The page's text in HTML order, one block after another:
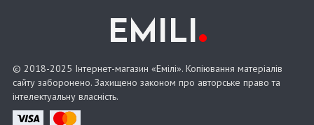
EMILI.
© 2018-2025 Інтернет-магазин «Емілі». Копіювання матеріалів
сайту заборонено. Захищено законом про авторське право та
інтелектуальну власність.